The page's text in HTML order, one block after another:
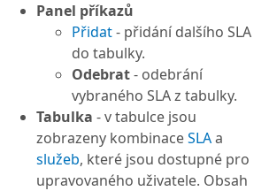
Panel příkazů
Přidat- přidání dalšího SLA
do tabulky.
Odebrat- odebrání
vybraného SLA z tabulky.
Tabulka - v tabulce jsou
zobrazeny kombinaceSLAa
služeb, které jsou dostupné pro
upravovaného uživatele. Obsah